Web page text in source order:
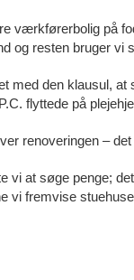
værkførerbolig på
og resten bruger vi
med den klausul, at
flyttede på
renoveringen –
vi at søge penge;
vi fremvise